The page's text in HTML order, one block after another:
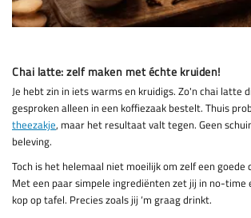
Chai latte: zelf maken met échte kruiden!
Je hebt zin in iets warms en kruidigs. Zo'n chai latte
gesproken alleen in een koffiezaak bestelt. Thuis
theezakje, maar het resultaat valt tegen. Geen
beleving.
Toch is het helemaal niet moeilijk om zelf een goede
Met een paar simpele ingrediënten zet jij in no-time
kop op tafel. Precies zoals jij ‘m graag drinkt.